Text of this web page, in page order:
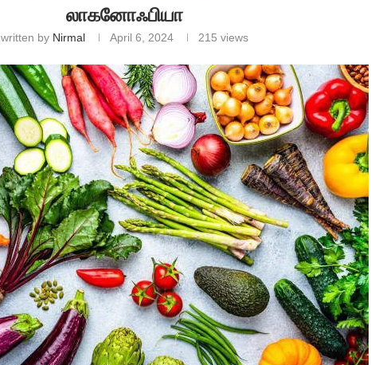
லாகனோஃபியா
written by Nirmal April 6, 2024 215 views